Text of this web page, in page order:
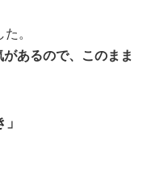
。
あるので、このまま